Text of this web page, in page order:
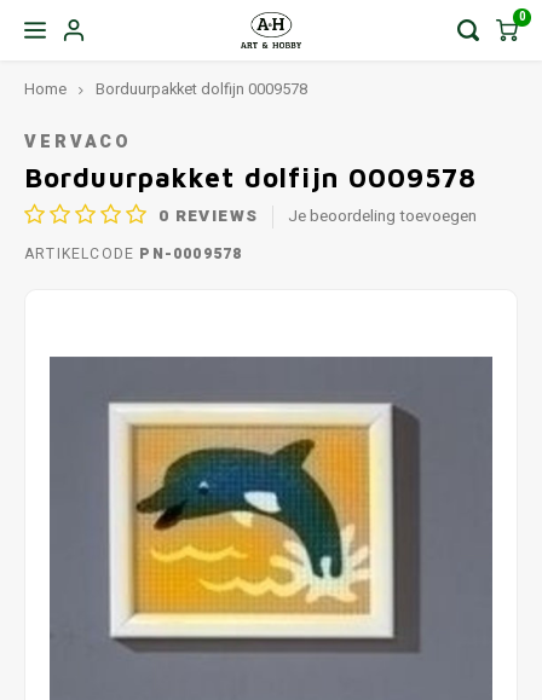
0
Home Borduurpakket dolfijn 0009578
VERVACO
Borduurpakket dolfijn 0009578
0 REVIEWS Je beoordeling toevoegen
ARTIKELCODE PN-0009578